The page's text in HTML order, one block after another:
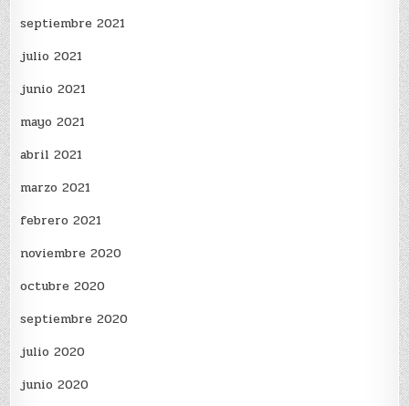
septiembre 2021
julio 2021
junio 2021
mayo 2021
abril 2021
marzo 2021
febrero 2021
noviembre 2020
octubre 2020
septiembre 2020
julio 2020
junio 2020